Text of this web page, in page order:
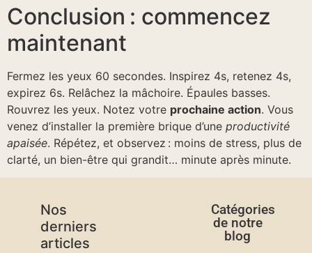
Conclusion : commencez
maintenant
Fermez les yeux 60 secondes. Inspirez 4s, retenez 4s,
expirez 6s. Relâchez la mâchoire. Épaules basses.
Rouvrez les yeux. Notez votre prochaine action. Vous
venez d’installer la première brique d’une productivité
apaisée. Répétez, et observez : moins de stress, plus de
clarté, un bien-être qui grandit… minute après minute.
Nos
derniers
articles
Catégories
de notre
blog